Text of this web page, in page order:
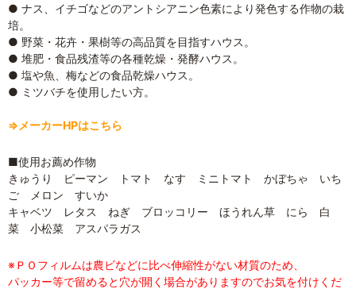
● ナス、イチゴなどのアントシアニン色素により発色する作物の栽
培。
● 野菜・花卉・果樹等の高品質を目指すハウス。
● 堆肥・食品残渣等の各種乾燥・発酵ハウス。
● 塩や魚、梅などの食品乾燥ハウス。
● ミツバチを使用したい方。
⇒メーカーHPはこちら
■使用お薦め作物
きゅうり ピーマン トマト なす ミニトマト かぼちゃ いち
ご メロン すいか
キャベツ レタス ねぎ ブロッコリー ほうれん草 にら 白
菜 小松菜 アスパラガス
※ＰＯフィルムは農ビなどに比べ伸縮性がない材質のため、
パッカー等で留めると穴が開く場合がありますのでお気を付けくだ